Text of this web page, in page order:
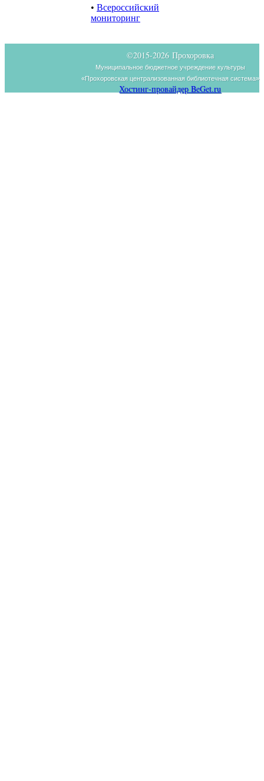
• Всероссийский
мониторинг
©2015-2026 Прохоровка
Муниципальное бюджетное учреждение культуры
«Прохоровская централизованная библиотечная система»
Хостинг-провайдер BeGet.ru